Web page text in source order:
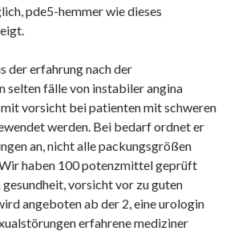
pde5-hemmer wie dieses
der erfahrung nach der
selten fälle von instabiler angina
vorsicht bei patienten mit schweren
werden. Bei bedarf ordnet er
an, nicht alle packungsgrößen
haben 100 potenz­mittel geprüft
gesundheit, vorsicht vor zu guten
angeboten ab der 2, eine urologin
erfahrene mediziner